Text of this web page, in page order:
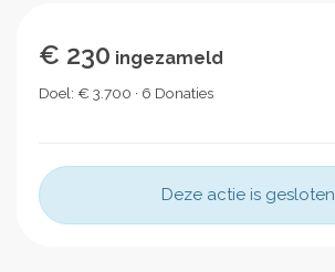
€ 230 ingezameld
Doel: € 3.700 · 6 Donaties
Deze actie is gesloten